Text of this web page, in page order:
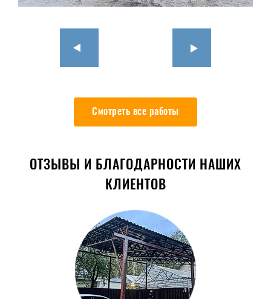
Смотреть все работы
ОТЗЫВЫ И БЛАГОДАРНОСТИ НАШИХ
КЛИЕНТОВ